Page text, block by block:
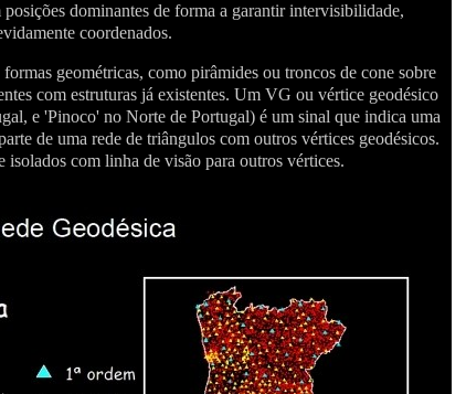
dominantes de forma a garantir intervisibilidade,
coordenados.
geométricas, como pirâmides ou troncos de cone sobre
com estruturas já existentes. Um VG ou vértice geodésico
e 'Pinoco' no Norte de Portugal) é um sinal que indica uma
de uma rede de triângulos com outros vértices geodésicos.
isolados com linha de visão para outros vértices.